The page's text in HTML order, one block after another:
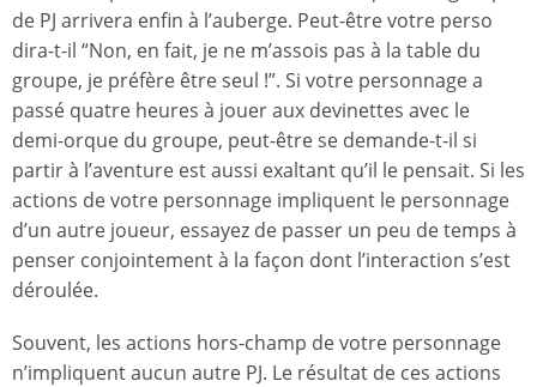
de PJ arrivera enfin à l’auberge. Peut-être votre perso
dira-t-il “Non, en fait, je ne m’assois pas à la table du
groupe, je préfère être seul !”. Si votre personnage a
passé quatre heures à jouer aux devinettes avec le
demi-orque du groupe, peut-être se demande-t-il si
partir à l’aventure est aussi exaltant qu’il le pensait. Si les
actions de votre personnage impliquent le personnage
d’un autre joueur, essayez de passer un peu de temps à
penser conjointement à la façon dont l’interaction s’est
déroulée.
Souvent, les actions hors-champ de votre personnage
n’impliquent aucun autre PJ. Le résultat de ces actions